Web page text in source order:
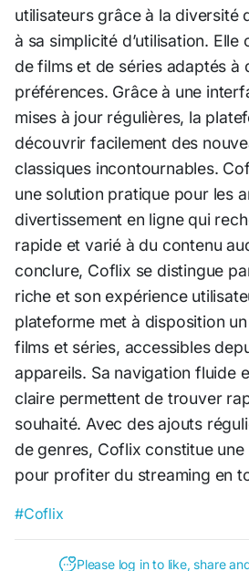
utilisateurs grâce à la diversité
à sa simplicité d’utilisation.
de films et de séries adaptés à
préférences. Grâce à une
mises à jour régulières, la
découvrir facilement des
classiques incontournables.
une solution pratique pour les
divertissement en ligne qui
rapide et varié à du contenu
conclure, Coflix se distingue
riche et son expérience
plateforme met à disposition
films et séries, accessibles
appareils. Sa navigation fluide
claire permettent de trouver
souhaité. Avec des ajouts
de genres, Coflix constitue
pour profiter du streaming en
#Coflix
Please log in to like, share